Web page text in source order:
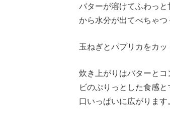
バターが溶けてふわっ
から水分が出てべちゃつ
玉ねぎとパプリカをカ
炊き上がりはバターと
ビのぷりっとした食感
口いっぱいに広がります